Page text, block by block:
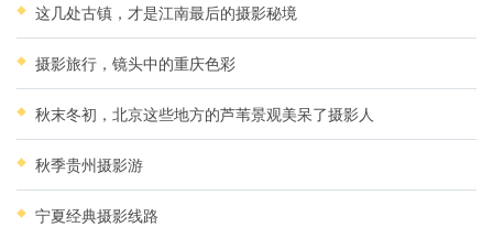
这几处古镇，才是江南最后的摄影秘境
摄影旅行，镜头中的重庆色彩
秋末冬初，北京这些地方的芦苇景观美呆了摄影人
秋季贵州摄影游
宁夏经典摄影线路